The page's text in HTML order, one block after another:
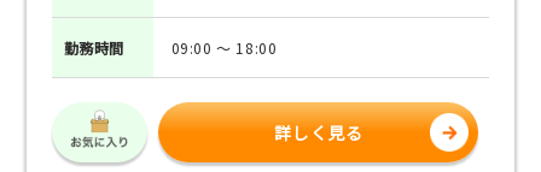
勤務時間 09:00 ～ 18:00
詳しく見る